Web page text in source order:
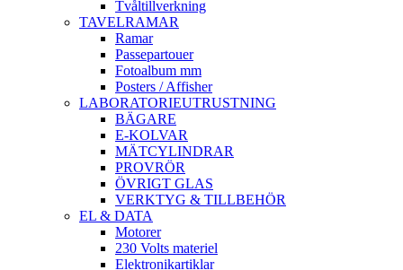
Tvåltillverkning
TAVELRAMAR
Ramar
Passepartouer
Fotoalbum mm
Posters / Affisher
LABORATORIEUTRUSTNING
BÄGARE
E-KOLVAR
MÄTCYLINDRAR
PROVRÖR
ÖVRIGT GLAS
VERKTYG & TILLBEHÖR
EL & DATA
Motorer
230 Volts materiel
Elektronikartiklar